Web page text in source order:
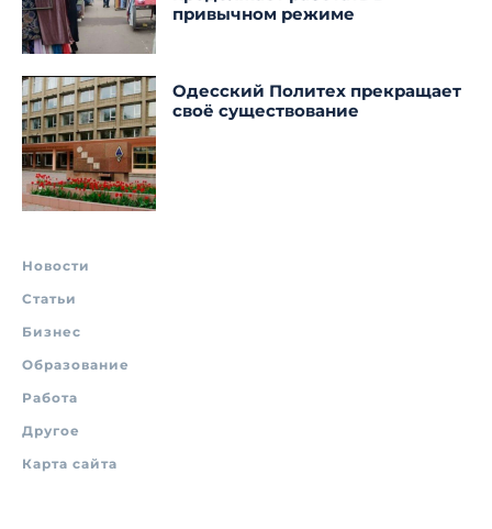
привычном режиме
Одесский Политех прекращает
своё существование
Новости
Статьи
Бизнес
Образование
Работа
Другое
Карта сайта